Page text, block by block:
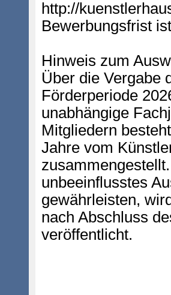
http://
Bewerbungsfrist
Hinweis zum
Über die Vergabe
Förderperiode
unabhängige
Mitgliedern
Jahre vom
unbeeinflusstes
gewährleisten,
nach Abschluss
veröffentlicht.